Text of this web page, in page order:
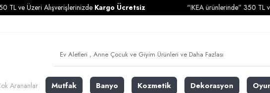
TL ve Üzeri AlışverişlerinizdeKargo Ücretsiz “IKEA ürünlerinde” 350 TL
Arananlar Mutfak Banyo Kozmetik Dekorasyon